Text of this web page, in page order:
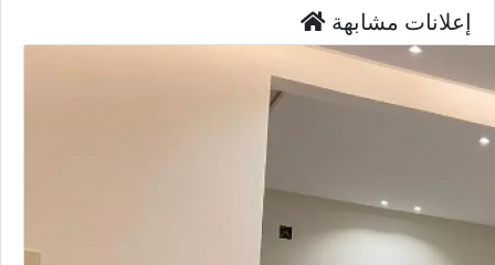
إعلانات مشابهة